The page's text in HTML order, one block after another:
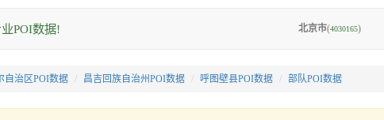
POI数据! 北京市(4030165)
自治区POI数据 昌吉回族自治州POI数据 呼图壁县POI数据 部队POI数据